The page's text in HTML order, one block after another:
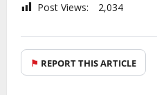
Post Views: 2,034
⚑ REPORT THIS ARTICLE